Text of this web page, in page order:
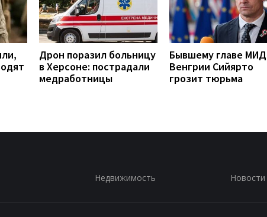
Дрон поразил больницу
в Херсоне: пострадали
медработницы
Бывшему главе МИД
Венгрии Сийярто
грозит тюрьма
Недвижимость Новости